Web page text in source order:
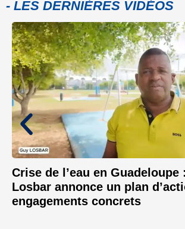
- LES DERNIÈRES VIDÉOS
Crise de l’eau en Guadeloupe
Losbar annonce un plan
engagements concrets